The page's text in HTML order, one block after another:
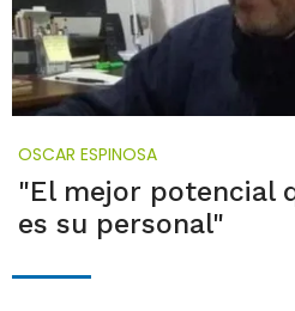
OSCAR ESPINOSA
"El mejor potencial
es su personal"